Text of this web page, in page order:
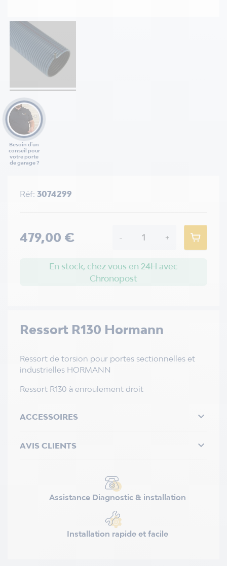
Besoin d'un
conseil pour
votre porte
de garage ?
Ressort R130 Hormann
Ressort de torsion pour portes sectionnelles et
industrielles HORMANN
Ressort R130 à enroulement droit
ACCESSOIRES 
AVIS CLIENTS 
Assistance Diagnostic & installation
Installation rapide et facile
Réf: 3074299
479,00 € - +
En stock, chez vous en 24H avec
Chronopost